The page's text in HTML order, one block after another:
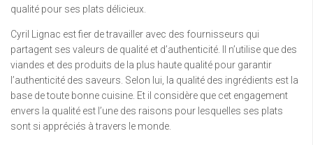
qualité pour ses plats délicieux.
Cyril Lignac est fier de travailler avec des fournisseurs qui
partagent ses valeurs de qualité et d’authenticité. Il n’utilise que des
viandes et des produits de la plus haute qualité pour garantir
l’authenticité des saveurs. Selon lui, la qualité des ingrédients est la
base de toute bonne cuisine. Et il considère que cet engagement
envers la qualité est l’une des raisons pour lesquelles ses plats
sont si appréciés à travers le monde.